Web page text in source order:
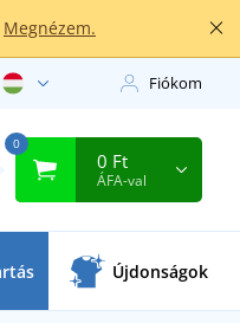
Megnézem.
Fiókom
0
0 Ft
ÁFA-val
Újdonságok